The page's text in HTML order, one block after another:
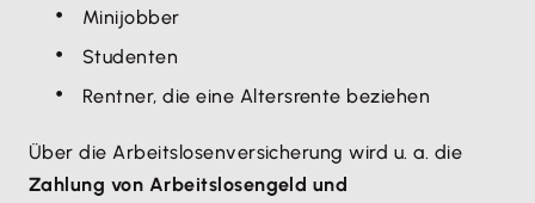
Minijobber
Studenten
Rentner, die eine Altersrente beziehen
Über die Arbeitslosenversicherung wird u. a. die
Zahlung von Arbeitslosengeld und